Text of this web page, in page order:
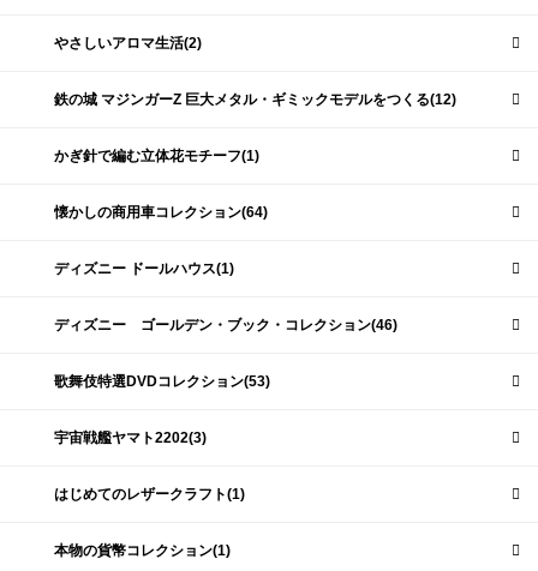
やさしいアロマ生活(2)
鉄の城 マジンガーZ 巨大メタル・ギミックモデルをつくる(12)
かぎ針で編む立体花モチーフ(1)
懐かしの商用車コレクション(64)
ディズニー ドールハウス(1)
ディズニー ゴールデン・ブック・コレクション(46)
歌舞伎特選DVDコレクション(53)
宇宙戦艦ヤマト2202(3)
はじめてのレザークラフト(1)
本物の貨幣コレクション(1)